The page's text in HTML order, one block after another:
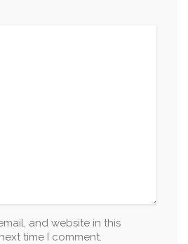
and website in this
time I comment.